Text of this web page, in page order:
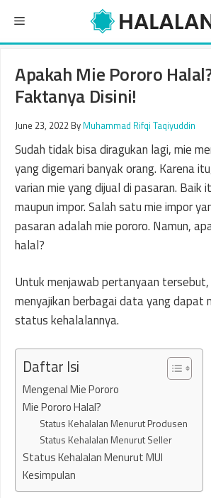
content
Menu
Apakah Mie Pororo
Faktanya Disini!
June 23, 2022 By Muhammad Rifqi Taqiyuddin
Sudah tidak bisa diragukan lagi, mie
yang digemari banyak orang. Karena
varian mie yang dijual di pasaran. Baik
maupun impor. Salah satu mie impor
pasaran adalah mie pororo. Namun,
halal?
Untuk menjawab pertanyaan
menyajikan berbagai data yang dapat
status kehalalannya.
Daftar Isi
Mengenal Mie Pororo
Mie Pororo Halal?
Status Kehalalan Menurut Produsen
Status Kehalalan Menurut Seller
Status Kehalalan Menurut MUI
Kesimpulan